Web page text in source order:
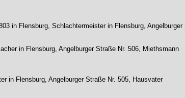
in Flensburg, Schlachtermeister in Flensburg,
in Flensburg, Angelburger Straße Nr. 506, Miethsmann
in Flensburg, Angelburger Straße Nr. 505, Hausvater